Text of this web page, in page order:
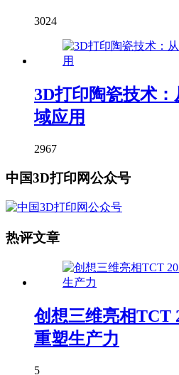
3024
3D打印陶瓷技术
域应用
2967
中国3D打印网公众号
热评文章
创想三维亮相TCT
重塑生产力
5